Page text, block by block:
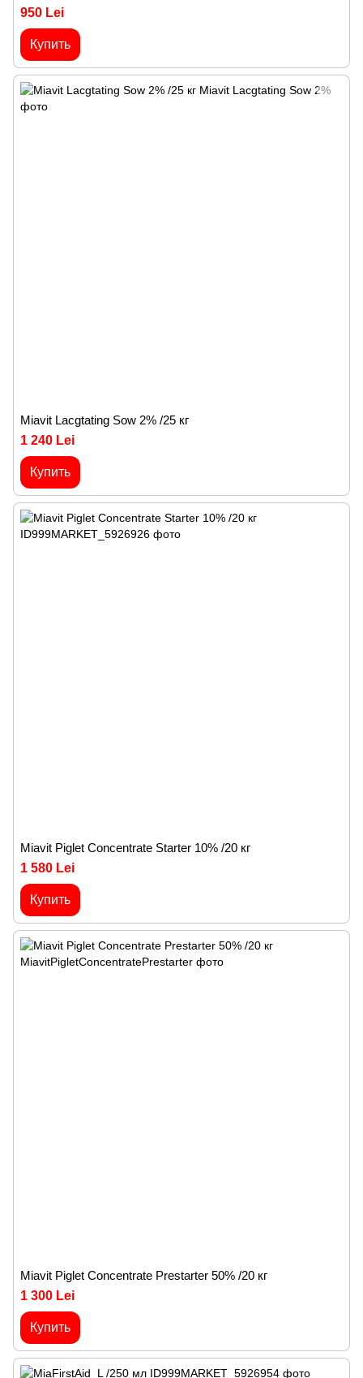
950 Lei
Купить
Miavit Lacgtating Sow 2% /25 кг
1 240 Lei
Купить
Miavit Piglet Concentrate Starter 10% /20 кг
1 580 Lei
Купить
Miavit Piglet Concentrate Prestarter 50% /20 кг
1 300 Lei
Купить